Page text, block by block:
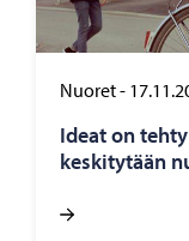
Nuoret-
Ideat on
kes­ki­ty­tään